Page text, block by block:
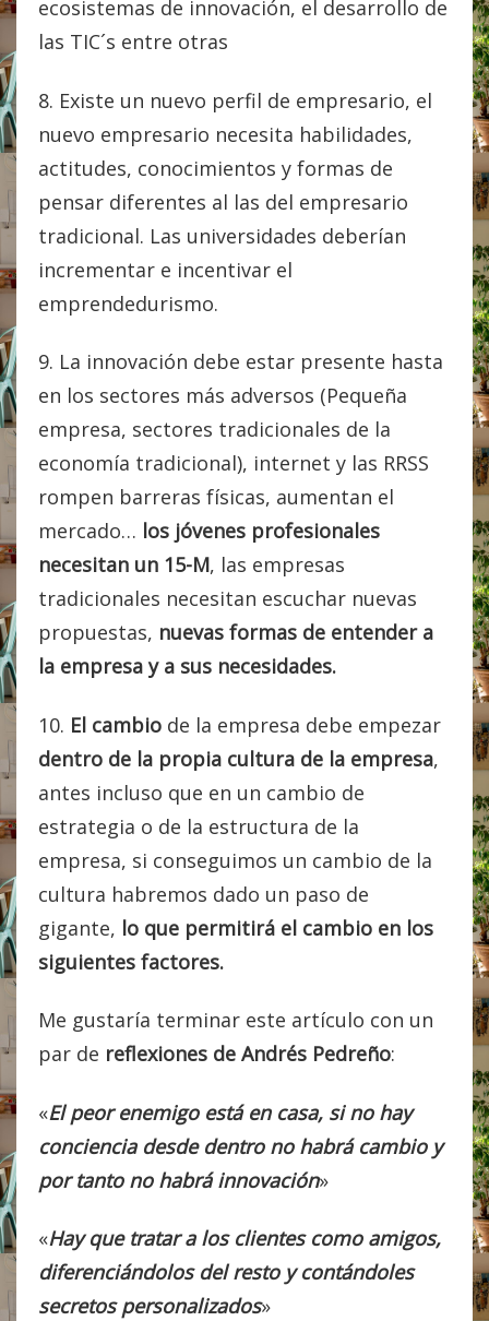
ecosistemas de innovación, el desarrollo de
las TIC´s entre otras
8. Existe un nuevo perfil de empresario, el
nuevo empresario necesita habilidades,
actitudes, conocimientos y formas de
pensar diferentes al las del empresario
tradicional. Las universidades deberían
incrementar e incentivar el
emprendedurismo.
9. La innovación debe estar presente hasta
en los sectores más adversos (Pequeña
empresa, sectores tradicionales de la
economía tradicional), internet y las RRSS
rompen barreras físicas, aumentan el
mercado… los jóvenes profesionales
necesitan un 15-M, las empresas
tradicionales necesitan escuchar nuevas
propuestas, nuevas formas de entender a
la empresa y a sus necesidades.
10. El cambio de la empresa debe empezar
dentro de la propia cultura de la empresa,
antes incluso que en un cambio de
estrategia o de la estructura de la
empresa, si conseguimos un cambio de la
cultura habremos dado un paso de
gigante, lo que permitirá el cambio en los
siguientes factores.
Me gustaría terminar este artículo con un
par de reflexiones de Andrés Pedreño:
«El peor enemigo está en casa, si no hay
conciencia desde dentro no habrá cambio y
por tanto no habrá innovación»
«Hay que tratar a los clientes como amigos,
diferenciándolos del resto y contándoles
secretos personalizados»